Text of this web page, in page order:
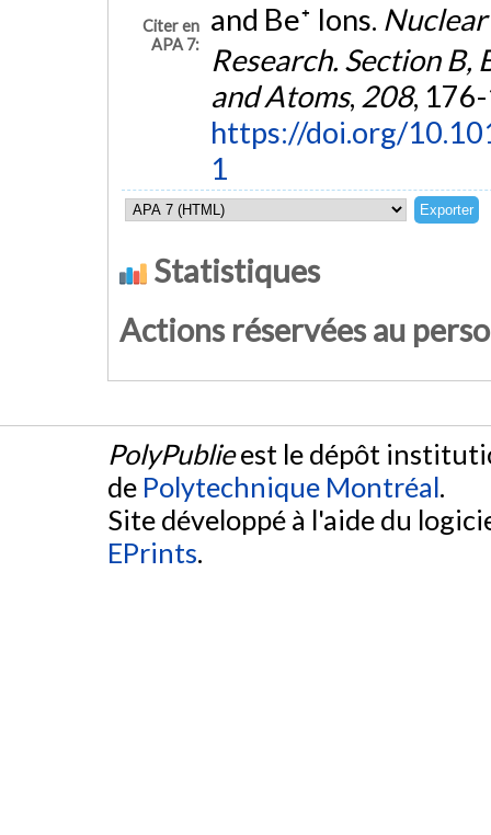
Citer en
APA 7:
and Be⁺ Ions.
Research. Section
and Atoms, 208,
https://doi.org/
1
Statistiques
Actions réservées au
PolyPublieest le dépôt
de Polytechnique Montréal.
Site développé à l'aide du
EPrints.